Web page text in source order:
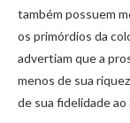
também possuem
os primórdios da
advertiam que a
menos de sua
de sua fidelidade ao